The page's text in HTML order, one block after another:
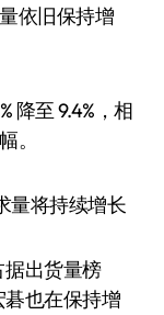
依旧保持增
降至 9.4%，相
。
出货量榜
也在保持增